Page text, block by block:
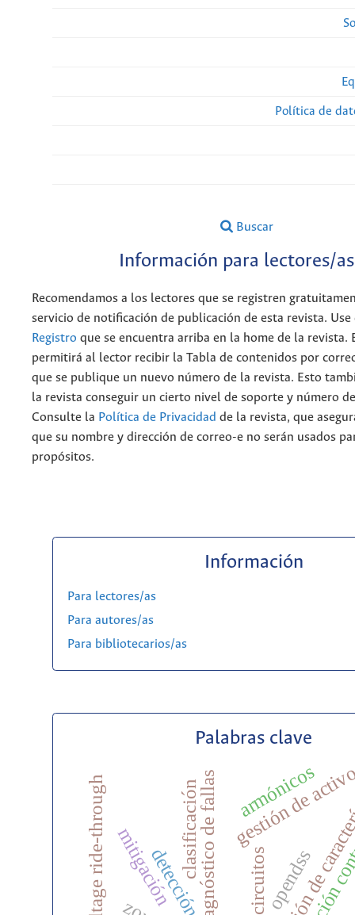
Política de
Buscar
Información para lectores/as
Recomendamos a los lectores que se registren
servicio de notificación de publicación de esta revista. Use
Registro que se encuentra arriba en la home de la revista.
permitirá al lector recibir la Tabla de contenidos por
que se publique un nuevo número de la revista. Esto
la revista conseguir un cierto nivel de soporte y número
Consulte la Política de Privacidad de la revista, que
que su nombre y dirección de correo-e no serán usados
propósitos.
Información
Para lectores/as
Para autores/as
Para bibliotecarios/as
Palabras clave
extracción
diagnóstico de fallas gestión de
armónicos
detección
clasificación
mitigación opendss